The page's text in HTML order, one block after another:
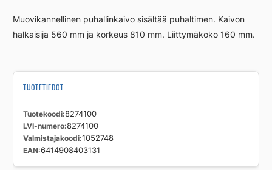
Muovikannellinen puhallinkaivo sisältää puhaltimen. Kaivon
halkaisija 560 mm ja korkeus 810 mm. Liittymäkoko 160 mm.
TUOTETIEDOT
Tuotekoodi 8274100
LVI-numero 8274100
Valmistajakoodi 1052748
EAN 6414908403131